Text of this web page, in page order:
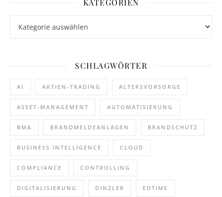
KATEGORIEN
SCHLAGWÖRTER
AI AKTIEN-TRADING ALTERSVORSORGE
ASSET-MANAGEMENT AUTOMATISIERUNG
BMA BRANDMELDEANLAGEN BRANDSCHUTZ
BUSINESS INTELLIGENCE CLOUD
COMPLIANCE CONTROLLING
DIGITALISIERUNG DINZLER EDTIME